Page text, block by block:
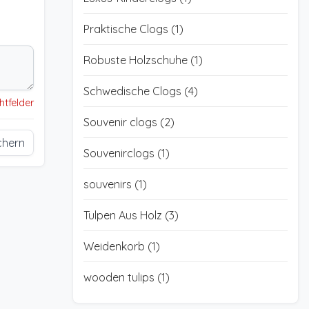
Praktische Clogs (1)
Robuste Holzschuhe (1)
Schwedische Clogs (4)
Souvenir clogs (2)
Souvenirclogs (1)
souvenirs (1)
Tulpen Aus Holz (3)
Weidenkorb (1)
wooden tulips (1)